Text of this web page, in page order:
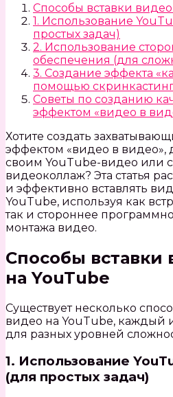
Способы вставки
1. Использование
простых задач)
2. Использование
обеспечения (для
3. Создание эффекта
помощью
Советы по созданию
эффектом «видео в
Хотите создать
эффектом «видео в видео»,
своим YouTube-видео или
видеоколлаж? Эта статья
и эффективно вставлять
YouTube, используя как
так и стороннее
монтажа видео.
Способы вставки
на YouTube
Существует несколько
видео на YouTube, каждый
для разных уровней
1. Использование
(для простых задач)